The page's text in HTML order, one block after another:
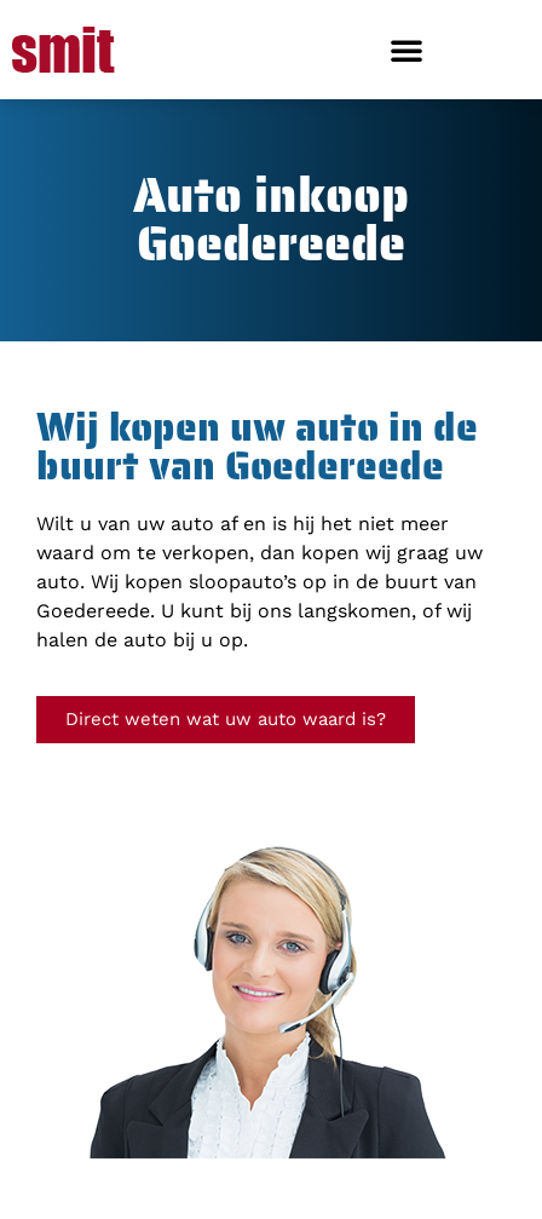
Auto inkoop
Goedereede
Wij kopen uw auto in de
buurt van Goedereede
Wilt u van uw auto af en is hij het niet meer
waard om te verkopen, dan kopen wij graag uw
auto. Wij kopen sloopauto’s op in de buurt van
Goedereede. U kunt bij ons langskomen, of wij
halen de auto bij u op.
Direct weten wat uw auto waard is?